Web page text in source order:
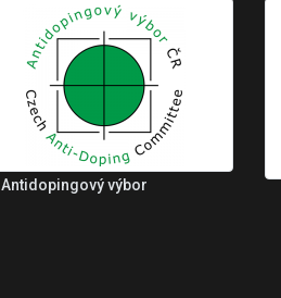
Antidopingový výbor